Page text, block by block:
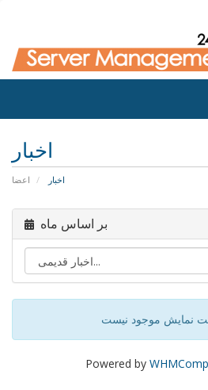
اخبار
اعضا اخبار
بر اساس ماه
نمایش موجود نیست
Powered by